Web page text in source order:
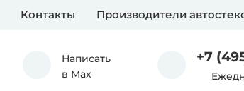
Контакты Производители
Написать
в Max
+7